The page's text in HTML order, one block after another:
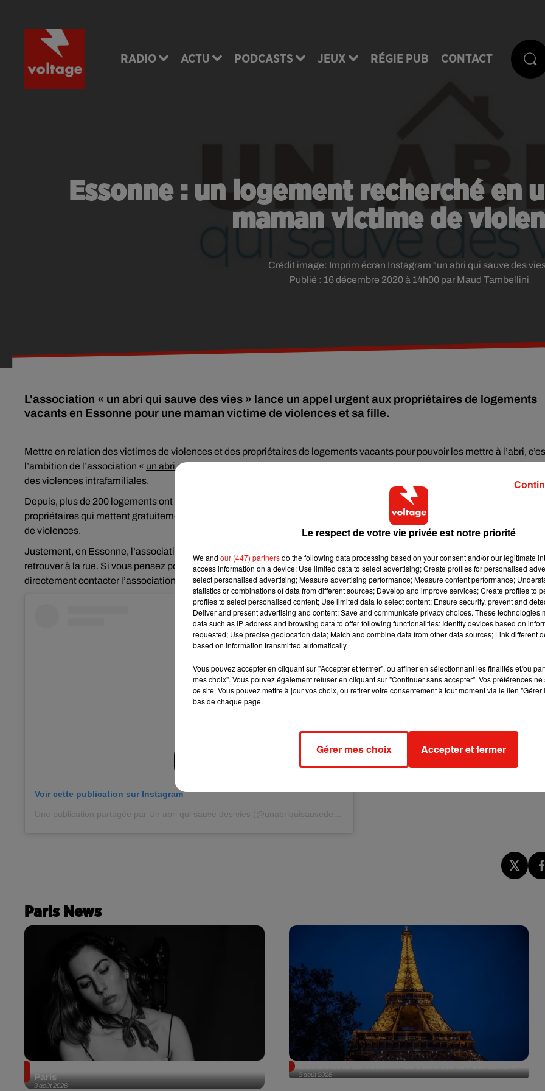
RADIO ACTU PODCASTS JEUX RÉGIE PUB CONTACT
Essonne : un logement recherché en
maman victime de
Publié : 16 décembre 2020 à 14h00 par Maud Tambellini
Crédit image: Imprim écran Instagram "un abri qui sauve des
L'association « un abri qui sauve des vies » lance un appel urgent aux propriétaires de logements
vacants en Essonne pour une maman victime de violences et sa fille.
Mettre en relation des victimes de violences et des propriétaires de logements vacants pour pouvoir les mettre à l’abri,
l’ambition de l’association « un abri qui sauve des vies
des violences intrafamiliales.
Depuis, plus de 200 logements ont ainsi été proposés grâce à des « abritants ». C’est ainsi que l’association appelle les
propriétaires qui mettent gratuitement à disposition un appartement ou même une chambre dans un gîte pour les victimes
de violences.
Justement, en Essonne, l’association lance un SOS urgent puisque d’ici samedi, une maman et sa fille risquent de se
retrouver à la rue. Si vous pensez pouvoir aider, vous pouvez envoyer un mail à contact@unabriquisauvedesvies.frou
directement contacter l’association au 06 27 94 09 54.
Voir cette publication sur Instagram
Paris News
3 août 2026
Paris
3 août 2026
Le respect de votre vie privée est notre priorité
We and our (447) partnersdo the following data processing based on your consent and/or our legitimate
access information on a device; Use limited data to select advertising; Create profiles for personalised
select personalised advertising; Measure advertising performance; Measure content performance;
statistics or combinations of data from different sources; Develop and improve services; Create profiles to
profiles to select personalised content; Use limited data to select content; Ensure security, prevent and
Deliver and present advertising and content; Save and communicate privacy choices. These technologies
data such as IP address and browsing data to offer following functionalities: Identify devices based on
requested; Use precise geolocation data; Match and combine data from other data sources; Link different
based on information transmitted automatically.
Vous pouvez accepter en cliquant sur "Accepter et fermer", ou affiner en sélectionnant les finalités et/ou
mes choix". Vous pouvez également refuser en cliquant sur "Continuer sans accepter". Vos préférences
ce site. Vous pouvez mettre à jour vos choix, ou retirer votre consentement à tout moment via le lien
bas de chaque page.
Gérer mes choix Accepter et fermer